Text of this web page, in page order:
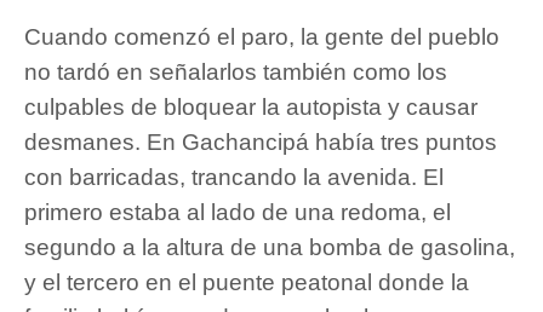
Cuando comenzó el paro, la gente del pueblo
no tardó en señalarlos también como los
culpables de bloquear la autopista y causar
desmanes. En Gachancipá había tres puntos
con barricadas, trancando la avenida. El
primero estaba al lado de una redoma, el
segundo a la altura de una bomba de gasolina,
y el tercero en el puente peatonal donde la